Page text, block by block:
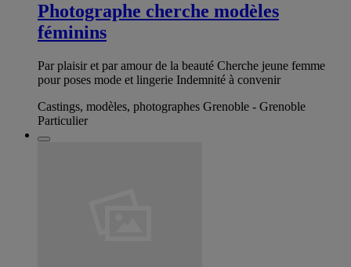
Photographe cherche modèles
féminins
Par plaisir et par amour de la beauté Cherche jeune femme
pour poses mode et lingerie Indemnité à convenir
Castings, modèles, photographes Grenoble - Grenoble
Particulier